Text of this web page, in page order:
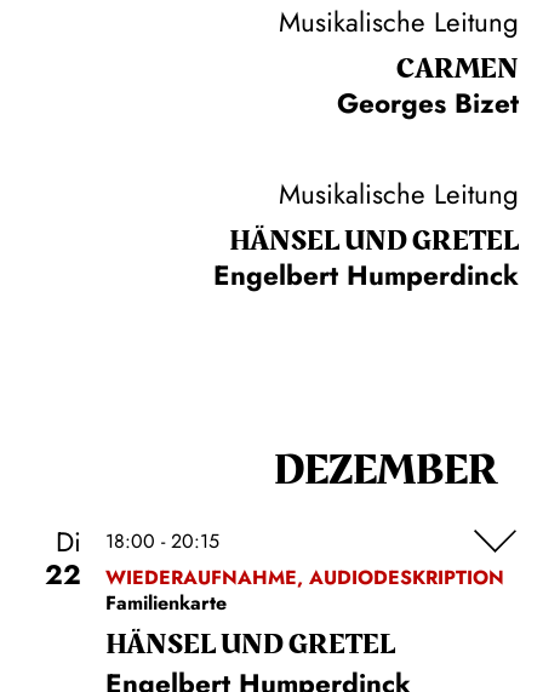
Musikalische Leitung
CARMEN
Georges Bizet
Musikalische Leitung
HÄNSEL UND GRETEL
Engelbert Humperdinck
DEZEMBER
Di
22
18:00 - 20:15
WIEDERAUFNAHME, AUDIODESKRIPTION
Familienkarte
HÄNSEL UND GRETEL
Engelbert Humperdinck